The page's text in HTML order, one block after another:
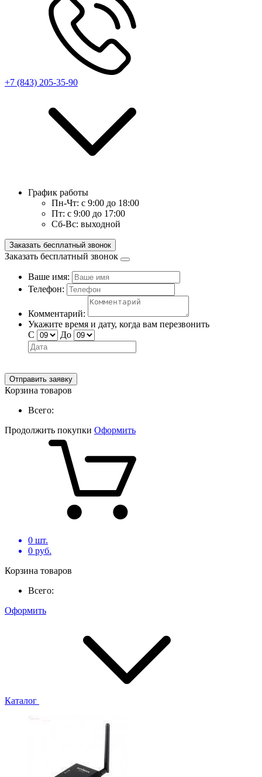
+7 (843) 205-35-90
График работы
Пн-Чт: с 9:00 до 18:00
Пт: с 9:00 до 17:00
Сб-Вс: выходной
Заказать бесплатный звонок
Заказать бесплатный звонок
Ваше имя:
Телефон:
Комментарий:
Укажите время и дату, когда вам перезвонить
С
До
Отправить заявку
Корзина товаров
Всего:
Продолжить покупки Оформить
0 шт.
0 руб.
Корзина товаров
Всего:
Оформить
Каталог